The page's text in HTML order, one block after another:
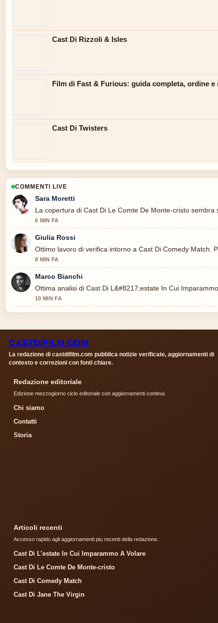
Cast Di Rizzoli & Isles
Film di Fast & Furious: guida completa, ordine e
Cast Di Twisters
COMMENTI LIVE
Sara Moretti
La copertura di Cast Di Le Comte De Monte-cristo
6 MIN FA
Giulia Rossi
Ottimo lavoro di verifica intorno a Cast Di Comedy Match.
8 MIN FA
Marco Bianchi
Ottima analisi di Cast Di L&#8217;estate In Cui
10 MIN FA
CASTDIFILM.COM
La redazione di castdifilm.com pubblica notizie verificate, aggiornamenti di
contesto e correzioni con fonti chiare.
Redazione editoriale
Edizione mezzogiorno ciclo editoriale con aggiornamenti continui.
Chi siamo
Contatti
Storia
Articoli recenti
Accesso rapido agli aggiornamenti piu recenti della redazione.
Cast Di L’estate In Cui Imparammo A Volare
Cast Di Le Comte De Monte-cristo
Cast Di Comedy Match
Cast Di Jane The Virgin